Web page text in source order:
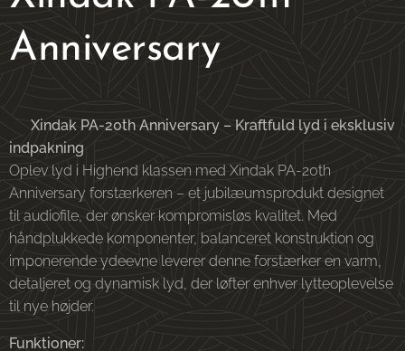
Anniversary
🎶 Xindak PA-20th Anniversary – Kraftfuld lyd i eksklusiv
indpakning
Oplev lyd i Highend klassen med Xindak PA-20th
Anniversary forstærkeren – et jubilæumsprodukt designet
til audiofile, der ønsker kompromisløs kvalitet. Med
håndplukkede komponenter, balanceret konstruktion og
imponerende ydeevne leverer denne forstærker en varm,
detaljeret og dynamisk lyd, der løfter enhver lytteoplevelse
til nye højder.
Funktioner: